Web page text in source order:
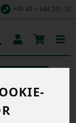
+49 40 – 644 251 10
Toggle
cart